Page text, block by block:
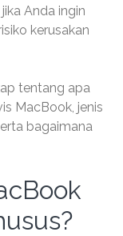
Anda ingin
kerusakan
tentang apa
MacBook, jenis
bagaimana